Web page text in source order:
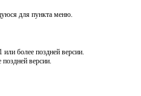
для пункта меню.
или более поздней версии.
версии.